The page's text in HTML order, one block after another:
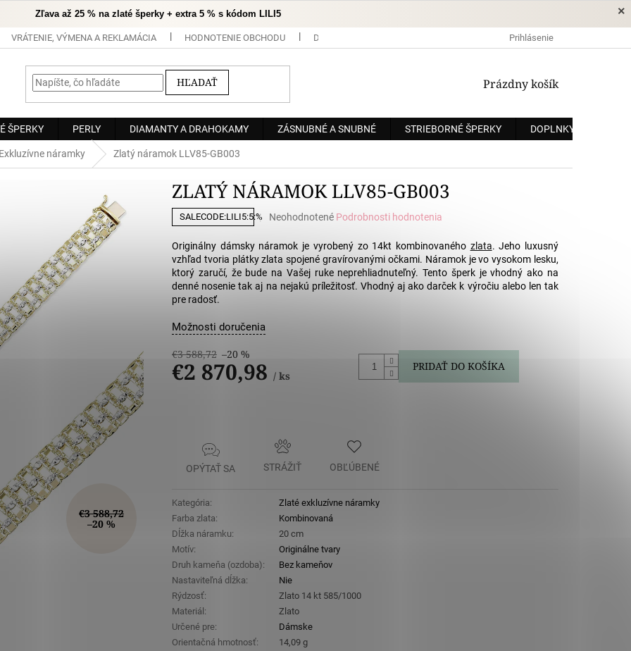
×
Zľava až 25 % na zlaté šperky + extra 5 % s kódom LILI5
VRÁTENIE, VÝMENA A REKLAMÁCIA HODNOTENIE OBCHODU DOPRAVA A PLATBA OCHRANA OSOBNÝCH ÚDAJOV
Prihlásenie
HĽADAŤ
NÁKUPNÝ
Prázdny košík
ŠPERKY PERLY DIAMANTY A DRAHOKAMY ZÁSNUBNÉ A SNUBNÉ STRIEBORNÉ ŠPERKY DOPLNKY
Exkluzívne náramky Zlatý náramok LLV85-GB003
€3 588,72
–20 %
ZLATÝ NÁRAMOK LLV85-GB003
SALECODE:LILI5:5:%
Priemerné
produktu
je
0,0
z
Neohodnotené Podrobnosti hodnotenia
€3 588,72 –20 %
€2 870,98 / ks
Možnosti doručenia
PRIDAŤ DO KOŠÍKA
Originálny dámsky náramok je vyrobený zo 14kt kombinovaného zlata. Jeho luxusný
vzhľad tvoria plátky zlata spojené gravírovanými očkami. Náramok je vo vysokom lesku,
ktorý zaručí, že bude na Vašej ruke neprehliadnuteľný. Tento šperk je vhodný ako na
denné nosenie tak aj na nejakú príležitosť. Vhodný aj ako darček k výročiu alebo len tak
pre radosť.
OPÝTAŤ SA STRÁŽIŤ OBĽÚBENÉ
Kategória:
Zlaté exkluzívne náramky
Farba zlata:
Kombinovaná
Dĺžka náramku:
20 cm
Motív:
Originálne tvary
Druh kameňa (ozdoba):
Bez kameňov
Nastaviteľná dĺžka:
Nie
Rýdzosť:
Zlato 14 kt 585/1000
Materiál :
Zlato
Určené pre:
Dámske
Orientačná hmotnosť:
14,09 g